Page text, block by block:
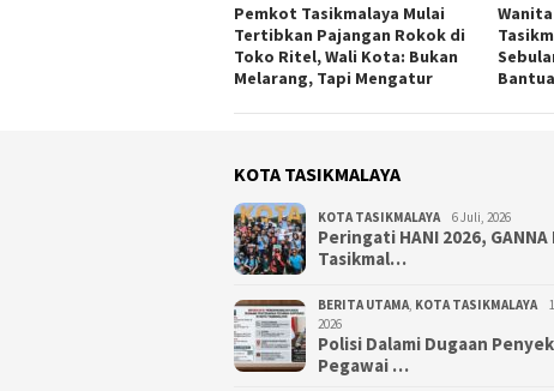
Pemkot Tasikmalaya Mulai
Tertibkan Pajangan Rokok di
Toko Ritel, Wali Kota: Bukan
Melarang, Tapi Mengatur
KOTA TASIKMALAYA
KOTA TASIKMALAYA 6 Juli, 2026
Peringati HANI 2026,
Tasikmal…
BERITA UTAMA KOTA TASIKMALAYA
2026
Polisi Dalami Dugaan
Pegawai …